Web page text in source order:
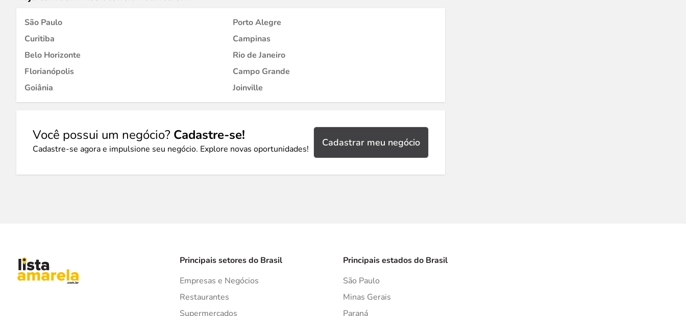
São Paulo
Porto Alegre
Curitiba
Campinas
Belo Horizonte
Rio de Janeiro
Florianópolis
Campo Grande
Goiânia
Joinville
Você possui um negócio? Cadastre-se!
Cadastre-se agora e impulsione seu negócio. Explore novas oportunidades!
Cadastrar meu negócio
Principais setores do Brasil
Empresas e Negócios
Restaurantes
Supermercados
Principais estados do Brasil
São Paulo
Minas Gerais
Paraná